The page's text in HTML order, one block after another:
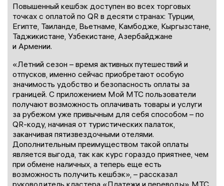
Повышенный кешбэк доступен во всех торговых
точках с оплатой по QR в десяти странах: Турции,
Египте, Таиланде, Вьетнаме, Камбодже, Кыргызстане,
Таджикистане, Узбекистане, Азербайджане
и Армении.
«Летний сезон – время активных путешествий и
отпусков, именно сейчас приобретают особую
значимость удобство и безопасность оплаты за
границей. С приложением Мой МТС пользователи
получают возможность оплачивать товары и услуги
за рубежом уже привычным для себя способом – по
QR-коду, начиная от туристических палаток,
заканчивая пятизвездочными отелями.
Дополнительным преимуществом такой оплаты
является выгода, так как курс гораздо приятнее, чем
при обмене наличных, а теперь еще есть
возможность получить кешбэк», – рассказал